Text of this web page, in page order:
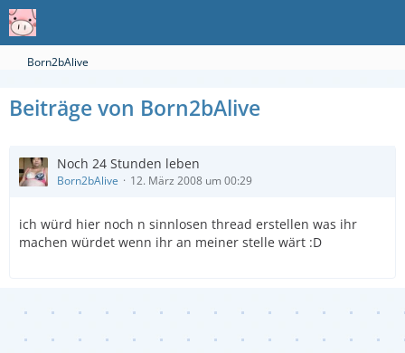
Born2bAlive
Beiträge von Born2bAlive
Noch 24 Stunden leben
Born2bAlive 12. März 2008 um 00:29
ich würd hier noch n sinnlosen thread erstellen was ihr
machen würdet wenn ihr an meiner stelle wärt :D